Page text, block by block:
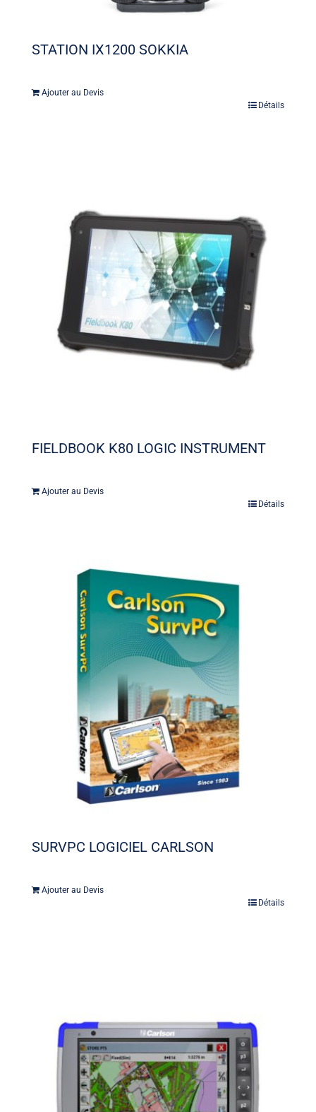
STATION IX1200 SOKKIA
Ajouter au Devis
Détails
FIELDBOOK K80 LOGIC INSTRUMENT
Ajouter au Devis
Détails
SURVPC LOGICIEL CARLSON
Ajouter au Devis
Détails